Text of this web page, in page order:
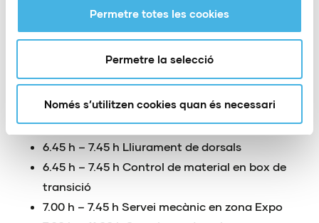
Permetre totes les cookies
Permetre la selecció
Només s’utilitzen cookies quan és necessari
8.54 h Supersprint parelles
11.00 h Lliurament de premis Sprint i
Supersprint
Retirada de material en box des de les 10.00 h
6.45 h – 7.45 h Lliurament de dorsals
6.45 h – 7.45 h Control de material en box de
transició
7.00 h – 7.45 h Servei mecànic en zona Expo